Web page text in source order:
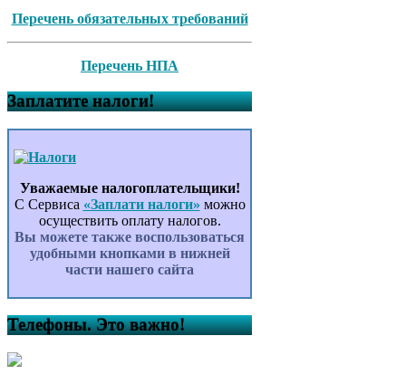
Перечень обязательных требований
Перечень НПА
Заплатите налоги!
Уважаемые налогоплательщики!
С Сервиса «Заплати налоги» можно
осуществить оплату налогов.
Вы можете также воспользоваться
удобными кнопками в нижней
части нашего сайта
Телефоны. Это важно!